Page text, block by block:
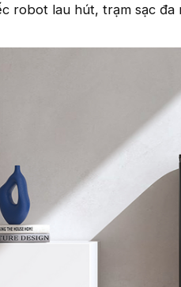
robot lau hút, trạm sạc đa